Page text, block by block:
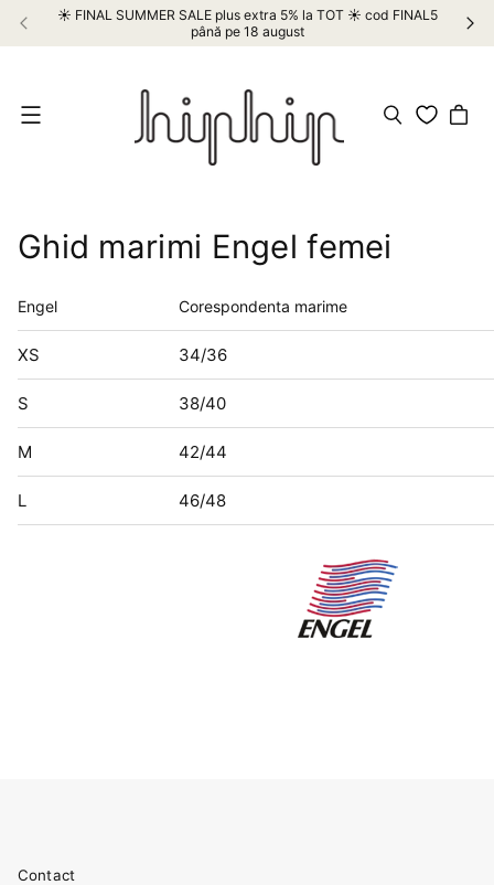
☀️ FINAL SUMMER SALE plus extra 5% la TOT ☀️ cod FINAL5
până pe 18 august
Meniu
Ghid marimi Engel femei
Engel Corespondenta marime
XS 34/36
S 38/40
M 42/44
L 46/48
Contact